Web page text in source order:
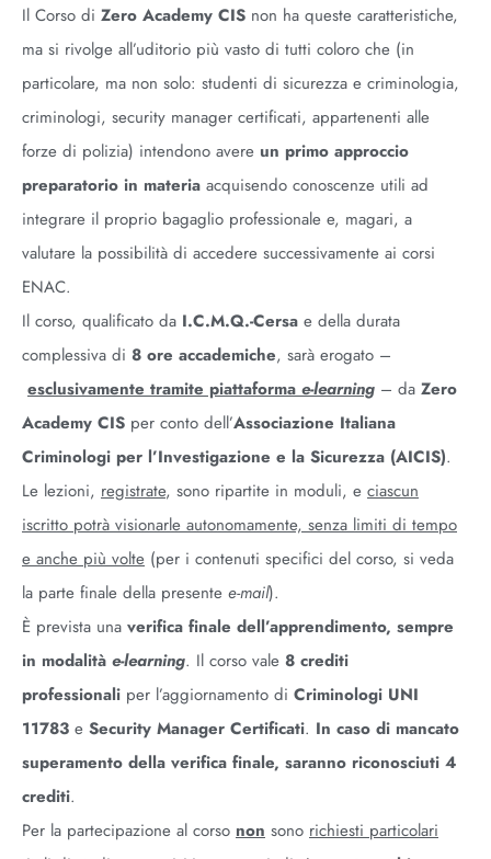
Il Corso di Zero Academy CIS non ha queste caratteristiche,
ma si rivolge all’uditorio più vasto di tutti coloro che (in
particolare, ma non solo: studenti di sicurezza e criminologia,
criminologi, security manager certificati, appartenenti alle
forze di polizia) intendono avere un primo approccio
preparatorio in materia acquisendo conoscenze utili ad
integrare il proprio bagaglio professionale e, magari, a
valutare la possibilità di accedere successivamente ai corsi
ENAC.
Il corso, qualificato da I.C.M.Q.-Cersa e della durata
complessiva di 8 ore accademiche, sarà erogato –
esclusivamente tramite piattaforma e-learning – da Zero
Academy CIS per conto dell’Associazione Italiana
Criminologi per l’Investigazione e la Sicurezza (AICIS).
Le lezioni, registrate, sono ripartite in moduli, e ciascun
iscritto potrà visionarle autonomamente, senza limiti di tempo
e anche più volte (per i contenuti specifici del corso, si veda
la parte finale della presente e-mail).
È prevista una verifica finale dell’apprendimento, sempre
in modalità e-learning. Il corso vale 8 crediti
professionali per l’aggiornamento di Criminologi UNI
11783 e Security Manager Certificati. In caso di mancato
superamento della verifica finale, saranno riconosciuti 4
crediti.
Per la partecipazione al corso non sono richiesti particolari